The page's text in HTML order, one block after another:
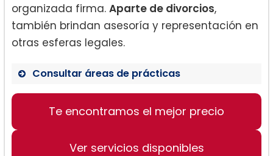
organizada firma. Aparte de divorcios,
también brindan asesoría y representación en
otras esferas legales.
Consultar áreas de prácticas
Derecho de familia
Derecho Penal
Te encontramos el mejor precio
Ver servicios disponibles